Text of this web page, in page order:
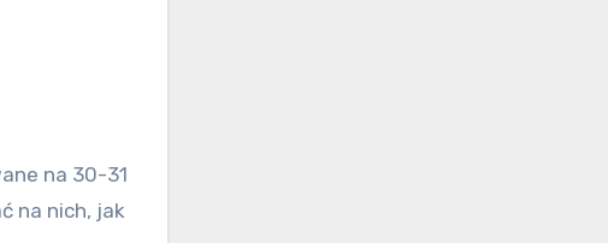
na 30-31
na nich, jak